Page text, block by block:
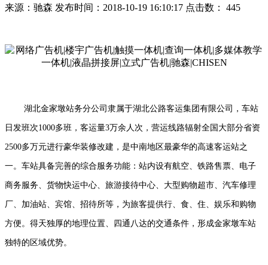
来源：驰森 发布时间：2018-10-19 16:10:17 点击数： 445
湖北金家墩站务分公司隶属于湖北公路客运集团有限公司，车站
日发班次1000多班，客运量3万余人次，营运线路辐射全国大部分省资
2500多万元进行豪华装修改建，是中南地区最豪华的高速客运站之
一。车站具备完善的综合服务功能：站内设有航空、铁路售票、电子
商务服务、货物快运中心、旅游接待中心、大型购物超市、汽车修理
厂、加油站、宾馆、招待所等，为旅客提供行、食、住、娱乐和购物
方便。得天独厚的地理位置、四通八达的交通条件，形成金家墩车站
独特的区域优势。